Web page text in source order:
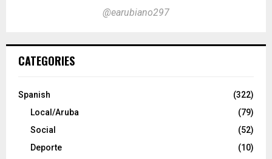
@earubiano297
CATEGORIES
Spanish
(322)
Local/Aruba
(79)
Social
(52)
Deporte
(10)